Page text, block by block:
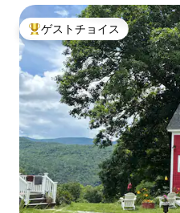
大好評のゲストチョイスです
ゲストチョイス